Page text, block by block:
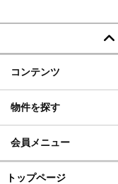
コンテンツ
物件を探す
会員メニュー
トップページ